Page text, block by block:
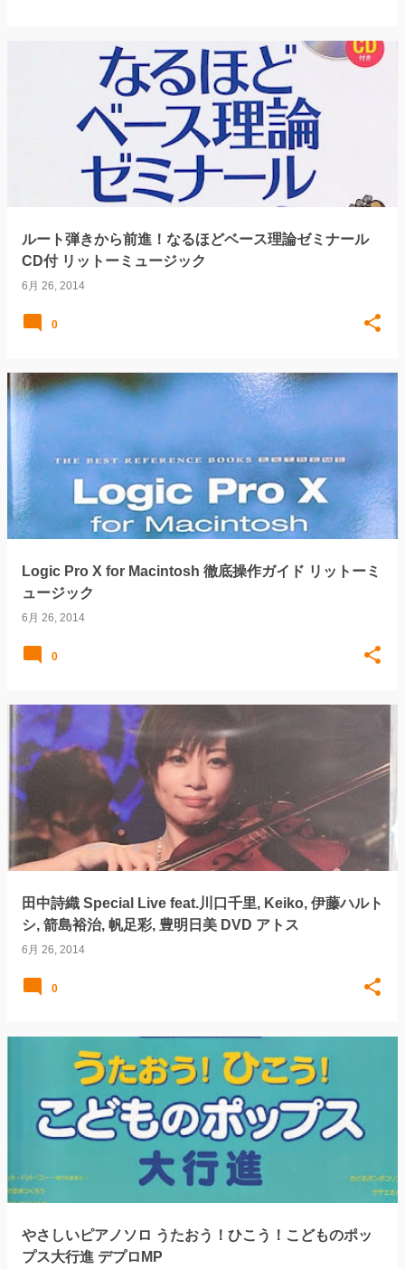
ルート弾きから前進！なるほどベース理論ゼミナール
CD付 リットーミュージック
6月 26, 2014
0
Logic Pro X for Macintosh 徹底操作ガイド リットーミ
ュージック
6月 26, 2014
0
田中詩織 Special Live feat.川口千里, Keiko, 伊藤ハルト
シ, 箭島裕治, 帆足彩, 豊明日美 DVD アトス
6月 26, 2014
0
やさしいピアノソロ うたおう！ひこう！こどものポッ
プス大行進 デプロMP